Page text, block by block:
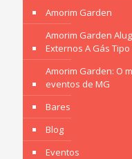
Amorim Garden
Amorim Garden
Externos A Gás
Amorim Garden: O
eventos de MG
Bares
Blog
Eventos